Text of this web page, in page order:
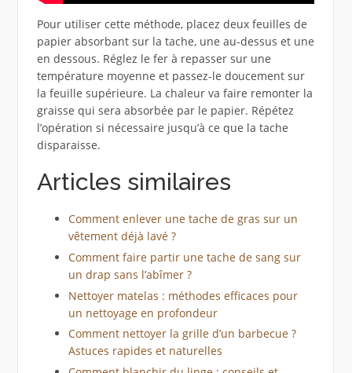
Pour utiliser cette méthode, placez deux feuilles de
papier absorbant sur la tache, une au-dessus et une
en dessous. Réglez le fer à repasser sur une
température moyenne et passez-le doucement sur
la feuille supérieure. La chaleur va faire remonter la
graisse qui sera absorbée par le papier. Répétez
l’opération si nécessaire jusqu’à ce que la tache
disparaisse.
Articles similaires
Comment enlever une tache de gras sur un
vêtement déjà lavé ?
Comment faire partir une tache de sang sur
un drap sans l’abîmer ?
Nettoyer matelas : méthodes efficaces pour
un nettoyage en profondeur
Comment nettoyer la grille d’un barbecue ?
Astuces rapides et naturelles